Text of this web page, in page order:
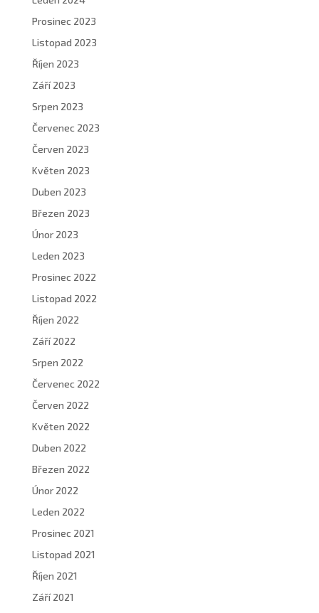
Prosinec 2023
Listopad 2023
Říjen 2023
Září 2023
Srpen 2023
Červenec 2023
Červen 2023
Květen 2023
Duben 2023
Březen 2023
Únor 2023
Leden 2023
Prosinec 2022
Listopad 2022
Říjen 2022
Září 2022
Srpen 2022
Červenec 2022
Červen 2022
Květen 2022
Duben 2022
Březen 2022
Únor 2022
Leden 2022
Prosinec 2021
Listopad 2021
Říjen 2021
Září 2021